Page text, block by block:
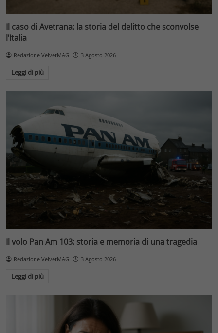
Il caso di Avetrana: la storia del delitto che sconvolse
l’Italia
Redazione VelvetMAG 3 Agosto 2026
Leggi di più
Il volo Pan Am 103: storia e memoria di una tragedia
Redazione VelvetMAG 3 Agosto 2026
Leggi di più